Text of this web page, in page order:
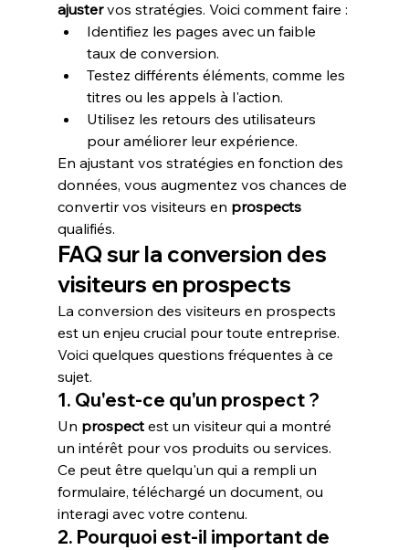
ajuster vos stratégies. Voici comment faire :
Identifiez les pages avec un faible
taux de conversion.
Testez différents éléments, comme les
titres ou les appels à l'action.
Utilisez les retours des utilisateurs
pour améliorer leur expérience.
En ajustant vos stratégies en fonction des
données, vous augmentez vos chances de
convertir vos visiteurs en prospects
qualifiés.
FAQ sur la conversion des
visiteurs en prospects
La conversion des visiteurs en prospects
est un enjeu crucial pour toute entreprise.
Voici quelques questions fréquentes à ce
sujet.
1. Qu'est-ce qu'un prospect ?
Un prospect est un visiteur qui a montré
un intérêt pour vos produits ou services.
Ce peut être quelqu'un qui a rempli un
formulaire, téléchargé un document, ou
interagi avec votre contenu.
2. Pourquoi est-il important de